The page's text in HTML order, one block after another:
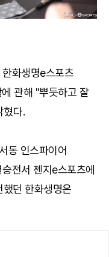
화생명e스포츠
관해 "뿌듯하고 잘
혔다.
동 인스파이어
전서 젠지e스포츠에
던 한화생명은